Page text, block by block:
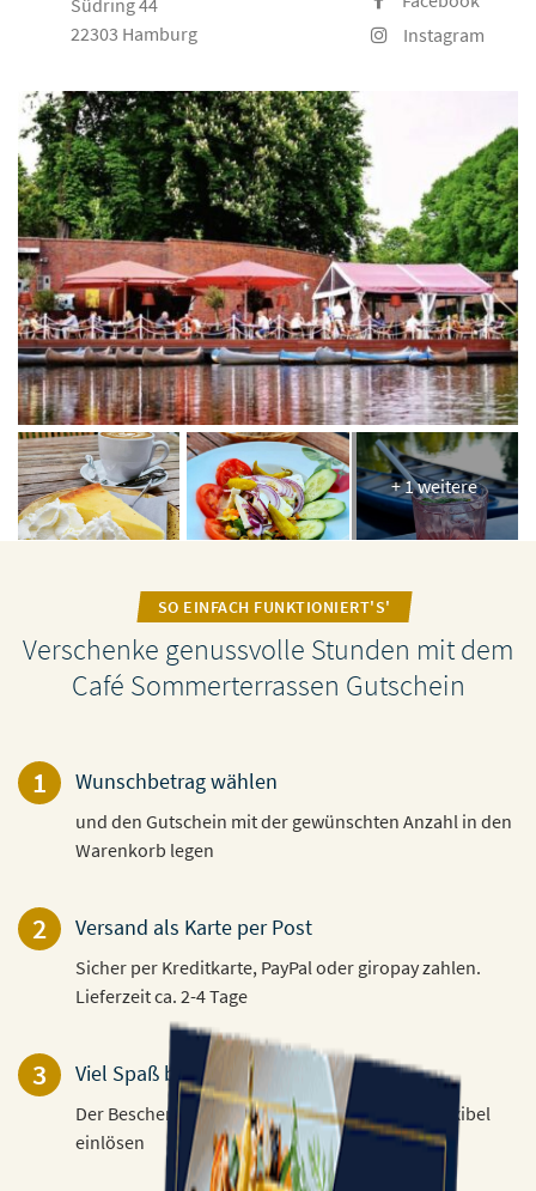
22303 Hamburg
Instagram
+ 1 weitere
SO EINFACH FUNKTIONIERT'S'
Verschenke genussvolle Stunden mit dem
Café Sommerterrassen Gutschein
1 Wunschbetrag wählen
und den Gutschein mit der gewünschten Anzahl in den
Warenkorb legen
2 Versand als Karte per Post
Sicher per Kreditkarte, PayPal oder giropay zahlen.
Lieferzeit ca. 2-4 Tage
3 Viel Spaß beim Verschenken!
Der Beschenkte kann den Gutschein 3 Jahre flexibel
einlösen